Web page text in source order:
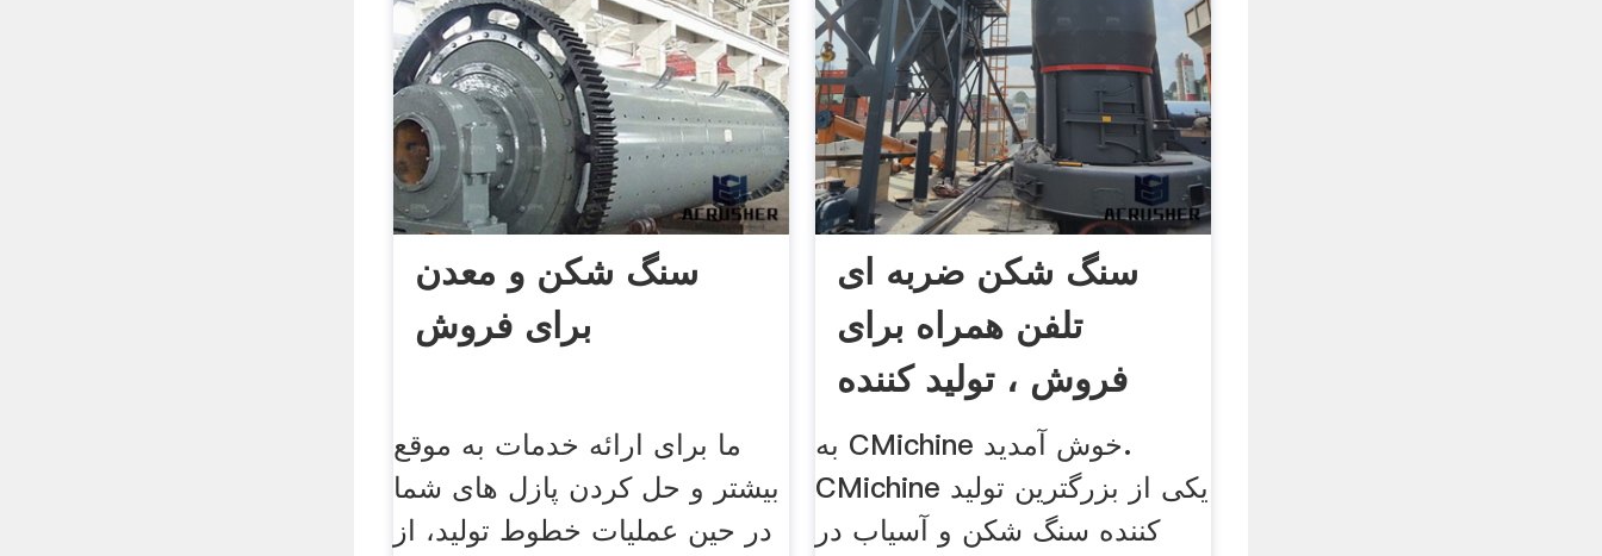
سنگ شکن و معدن
برای فروش
ما برای ارائه خدمات به موقع
بیشتر و حل کردن پازل های شما
در حین عملیات خطوط تولید، از
سنگ شکن ضربه ای
تلفن همراه برای
فروش ، تولید کننده
گیاهان به CMichine خوش آمدید.
CMichine یکی از بزرگترین تولید
کننده سنگ شکن و آسیاب در